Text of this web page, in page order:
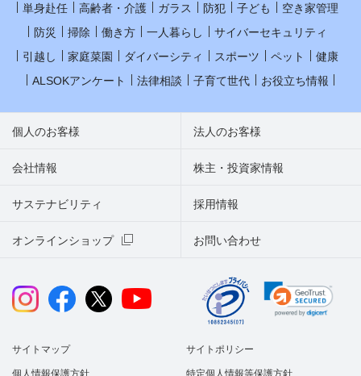
単身赴任
高齢者・介護 ガラス 防犯 子ども
空き家管理
防災
掃除 働き方 一人暮らし
サイバーセキュリティ
引越し
家庭菜園 ダイバーシティ スポーツ ペット
健康
ALSOKアンケート
法律相談 子育て世代 お役立ち情報
個人のお客様 法人のお客様
会社情報 株主・投資家情報
サステナビリティ
オンラインショップ お問い合わせ
採用情報
サイトマップ サイトポリシー